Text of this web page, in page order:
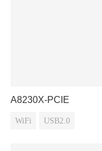
A8230X-PCIE
WiFi USB2.0